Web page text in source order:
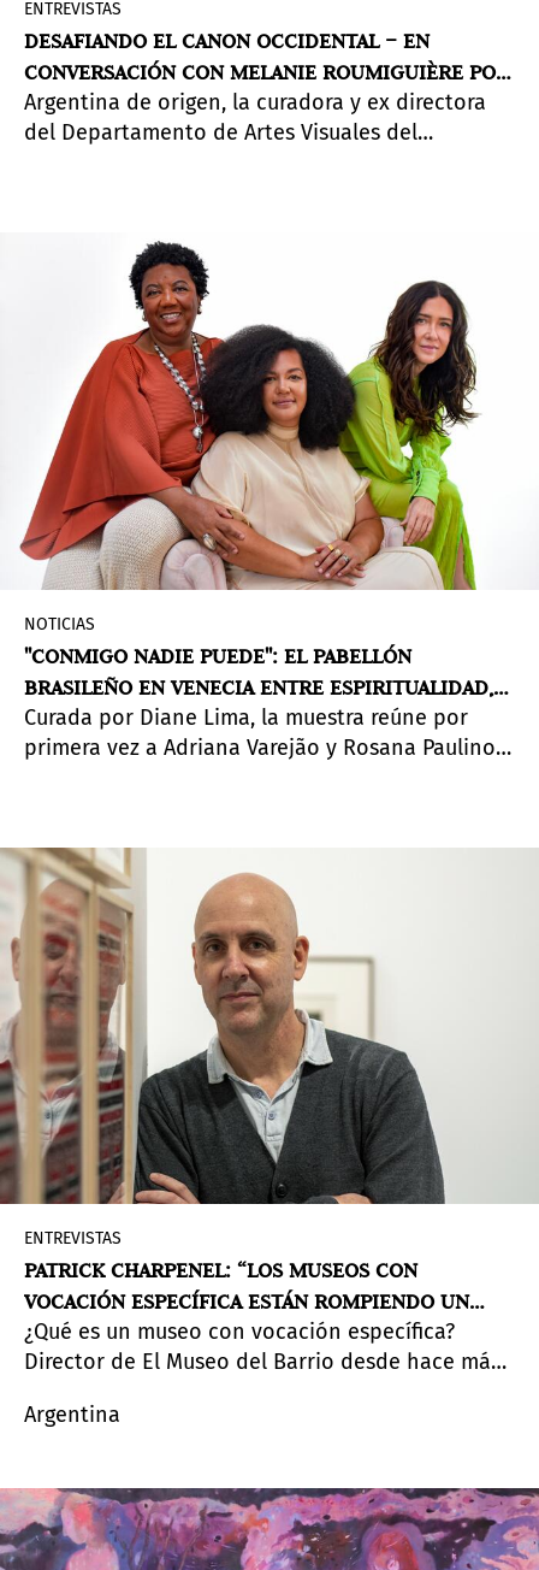
ENTREVISTAS
DESAFIANDO EL CANON OCCIDENTAL – EN
CONVERSACIÓN CON MELANIE ROUMIGUIÈRE POR
SU PARTICIPACIÓN EN PINTA LIMA
Argentina de origen, la curadora y ex directora
del Departamento de Artes Visuales del
construyendo puentes entre las escenas
artísticas de Latinoamérica y los grandes centros
del arte occidental.
NOTICIAS
"CONMIGO NADIE PUEDE": EL PABELLÓN
BRASILEÑO EN VENECIA ENTRE ESPIRITUALIDAD,
HISTORIA Y NATURALEZA
Curada por Diane Lima, la muestra reúne por
primera vez a Adriana Varejão y Rosana Paulino
ENTREVISTAS
PATRICK CHARPENEL: “LOS MUSEOS CON
VOCACIÓN ESPECÍFICA ESTÁN ROMPIENDO UN
PATRÓN CADA VEZ MÁS HOMOGÉNEO”
¿Qué es un museo con vocación específica?
Director de El Museo del Barrio desde hace más
el rol de las instituciones culturales en Estados
y los desafíos de pensar el arte por fuera de
categorías fijas y lógicas de mercado.
Argentina